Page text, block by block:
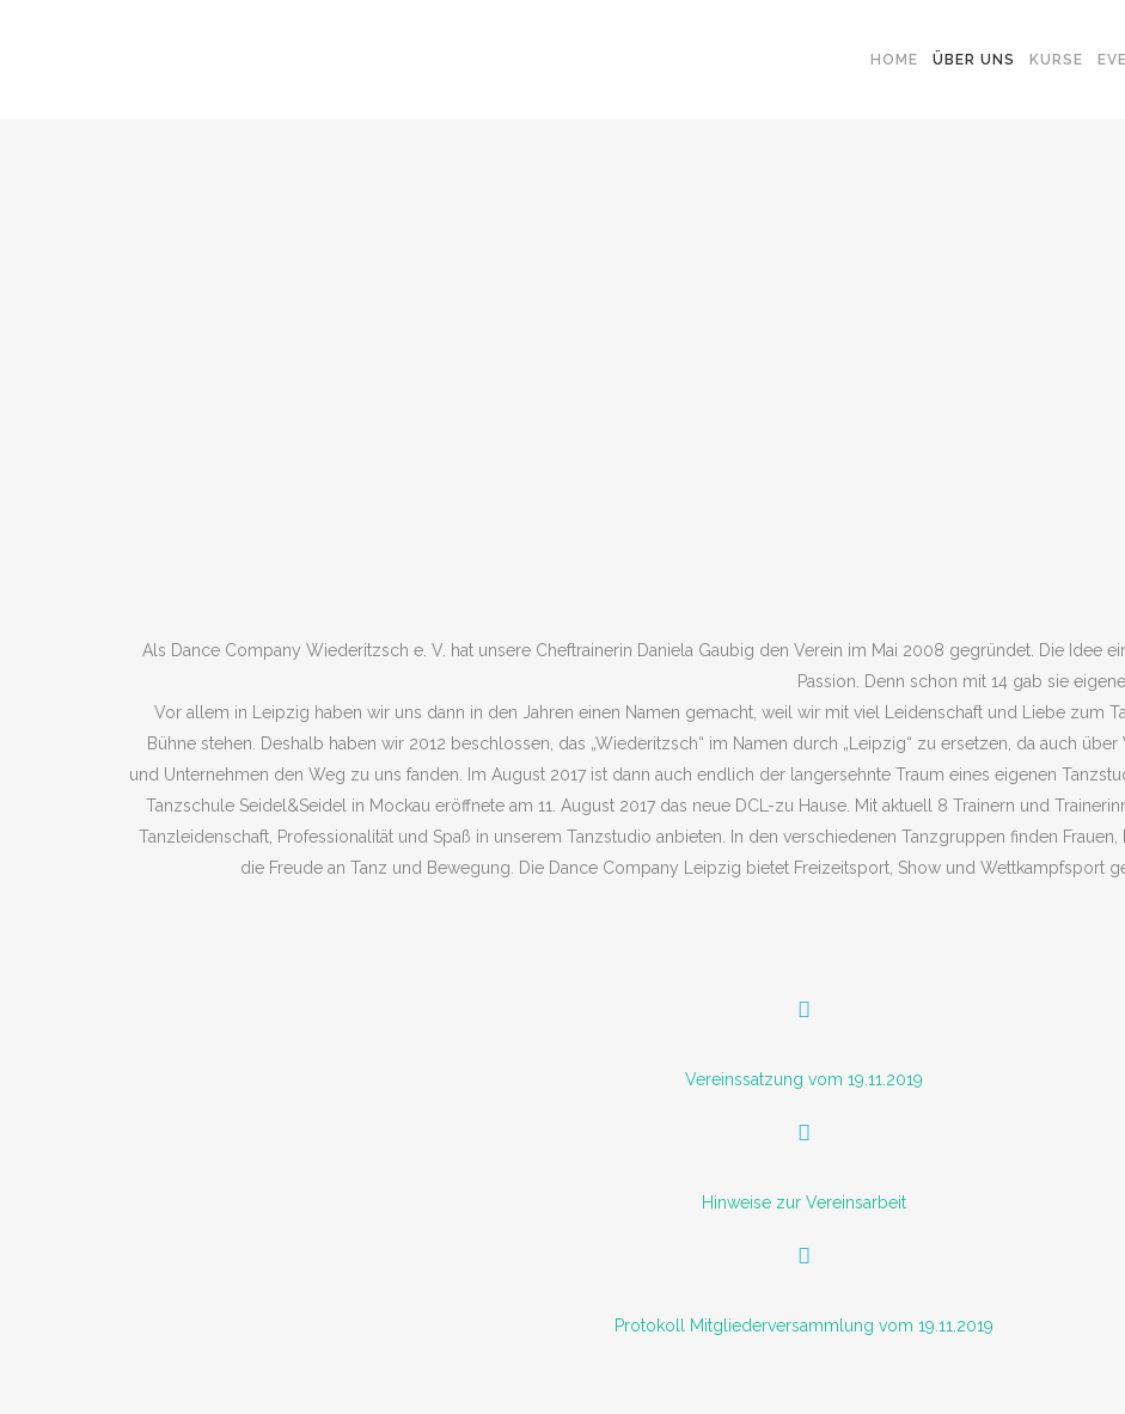
HOME ÜBER UNS KURSE
Als Dance Company Wiederitzsch e. V. hat unsere Cheftrainerin Daniela Gaubig den Verein im Mai 2008 gegründet. Die Idee
Passion. Denn schon mit 14 gab sie
Vor allem in Leipzig haben wir uns dann in den Jahren einen Namen gemacht, weil wir mit viel Leidenschaft und Liebe zum
Bühne stehen. Deshalb haben wir 2012 beschlossen, das „Wiederitzsch“ im Namen durch „Leipzig“ zu ersetzen, da auch
und Unternehmen den Weg zu uns fanden. Im August 2017 ist dann auch endlich der langersehnte Traum eines eigenen
Tanzschule Seidel&Seidel in Mockau eröffnete am 11. August 2017 das neue DCL-zu Hause. Mit aktuell 8 Trainern und
Tanzleidenschaft, Professionalität und Spaß in unserem Tanzstudio anbieten. In den verschiedenen Tanzgruppen finden
die Freude an Tanz und Bewegung. Die Dance Company Leipzig bietet Freizeitsport, Show und Wettkampfsport
Vereinssatzung vom 19.11.2019
Hinweise zur Vereinsarbeit
Protokoll Mitgliederversammlung vom 19.11.2019